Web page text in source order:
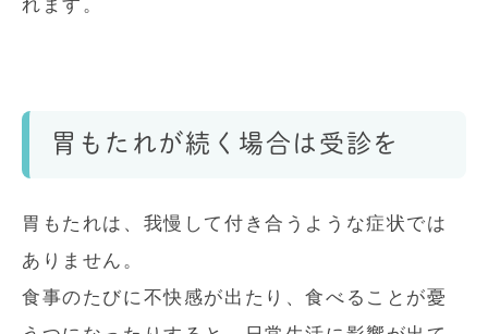
れます。
胃もたれが続く場合は受診を
胃もたれは、我慢して付き合うような症状では
ありません。
食事のたびに不快感が出たり、食べることが憂